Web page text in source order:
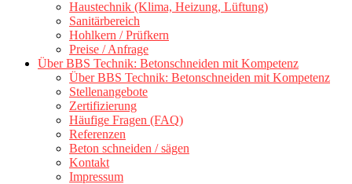
Haustechnik (Klima, Heizung, Lüftung)
Sanitärbereich
Hohlkern / Prüfkern
Preise / Anfrage
Über BBS Technik: Betonschneiden mit Kompetenz
Über BBS Technik: Betonschneiden mit Kompetenz
Stellenangebote
Zertifizierung
Häufige Fragen (FAQ)
Referenzen
Beton schneiden / sägen
Kontakt
Impressum